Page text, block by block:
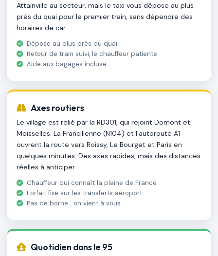
Attainville au secteur, mais le taxi vous dépose au plus
près du quai pour le premier train, sans dépendre des
horaires de car.
Dépose au plus près du quai
Retour de train suivi, le chauffeur patiente
Aide aux bagages incluse
Axes routiers
Le village est relié par la RD301, qui rejoint Domont et
Moisselles. La Francilienne (N104) et l'autoroute A1
ouvrent la route vers Roissy, Le Bourget et Paris en
quelques minutes. Des axes rapides, mais des distances
réelles à anticiper.
Chauffeur qui connaît la plaine de France
Forfait fixe sur les transferts aéroport
Pas de borne : on vient à vous
Quotidien dans le 95